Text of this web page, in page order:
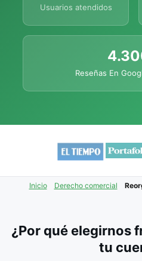
Usuarios atendidos
Reseñas En
Inicio Derecho comercial
¿Por qué elegirnos
tu